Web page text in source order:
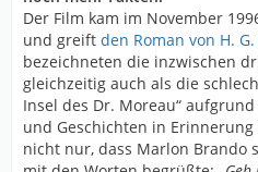
Der Film kam im November
und greift den Roman von H.
bezeichneten die inzwischen
gleichzeitig auch als die
Insel des Dr. Moreau“
und Geschichten in
nicht nur, dass Marlon Brando